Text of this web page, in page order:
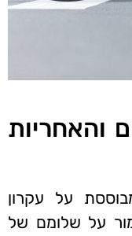
והאחריות
על עקרון
על שלומם של